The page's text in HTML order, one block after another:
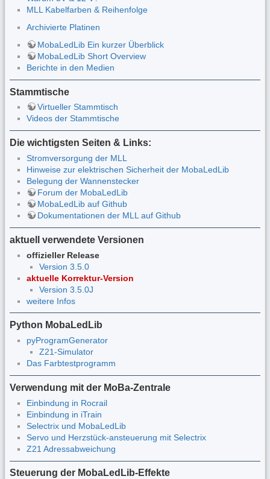
MLL Kabelfarben & Reihenfolge
Archivierte Platinen
MobaLedLib Ein kurzer Überblick
MobaLedLib Short Overview
Berichte in den Medien
Stammtische
Virtueller Stammtisch
Videos der Stammtische
Die wichtigsten Seiten & Links:
Stromversorgung der MLL
Hinweise zur elektrischen Sicherheit der MobaLedLib
Belegung der Wannenstecker
Forum der MobaLedLib
MobaLedLib auf Github
Dokumentationen der MLL auf Github
aktuell verwendete Versionen
offizieller Release
Version 3.5.0
aktuelle Korrektur-Version
Version 3.5.0J
weitere Infos
Python MobaLedLib
pyProgramGenerator
Z21-Simulator
Das Farbtestprogramm
Verwendung mit der MoBa-Zentrale
Einbindung in Rocrail
Einbindung in iTrain
Selectrix und MobaLedLib
Servo und Herzstück-ansteuerung mit Selectrix
Z21 Adressabweichung
Steuerung der MobaLedLib-Effekte